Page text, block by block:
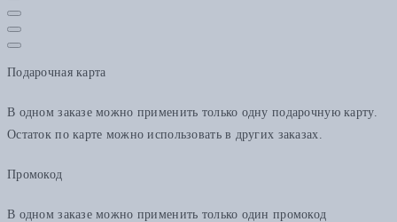
Подарочная карта
В одном заказе можно применить только одну подарочную карту.
Остаток по карте можно использовать в других заказах.
Промокод
В одном заказе можно применить только один промокод